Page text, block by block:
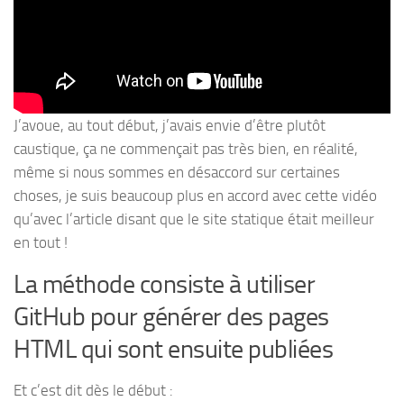
J’avoue, au tout début, j’avais envie d’être plutôt
caustique, ça ne commençait pas très bien, en réalité,
même si nous sommes en désaccord sur certaines
choses, je suis beaucoup plus en accord avec cette vidéo
qu’avec l’article disant que le site statique était meilleur
en tout !
La méthode consiste à utiliser
GitHub pour générer des pages
HTML qui sont ensuite publiées
Et c’est dit dès le début :